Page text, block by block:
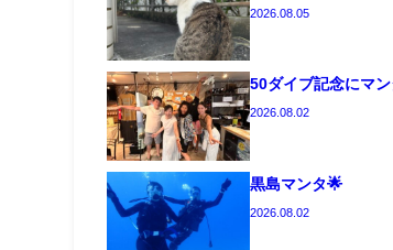
2026.08.05
50ダイブ記念にマン
2026.08.02
黒島マンタ🌟
2026.08.02